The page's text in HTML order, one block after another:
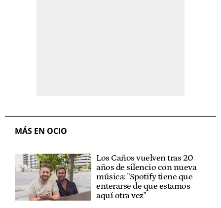
MÁS EN OCIO
Los Caños vuelven tras 20
años de silencio con nueva
música: "Spotify tiene que
enterarse de que estamos
aquí otra vez"